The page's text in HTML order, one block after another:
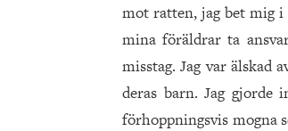
mot ratten, jag bet mig
mina föräldrar ta
misstag. Jag var
deras barn. Jag
förhoppningsvis mogna